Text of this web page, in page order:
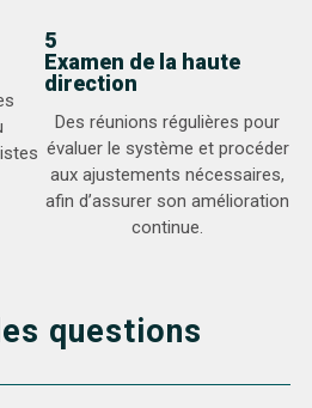
5
Examen de la haute
direction
Des réunions régulières pour
évaluer le système et procéder
aux ajustements nécessaires,
afin d’assurer son amélioration
continue.
questions